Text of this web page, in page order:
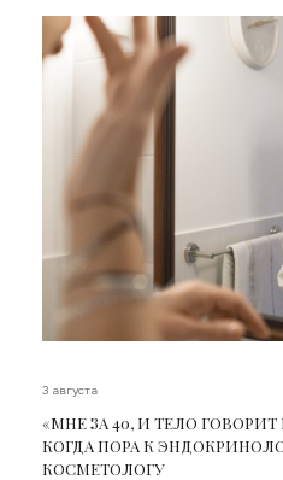
3 августа
«МНЕ ЗА 40, И ТЕЛО
КОГДА ПОРА К
КОСМЕТОЛОГУ